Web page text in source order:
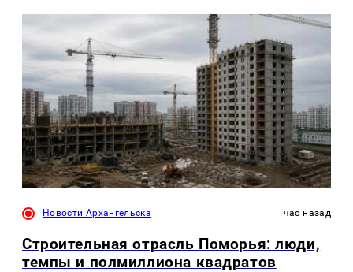
Новости Архангельска час назад
Строительная отрасль Поморья: люди,
темпы и полмиллиона квадратов